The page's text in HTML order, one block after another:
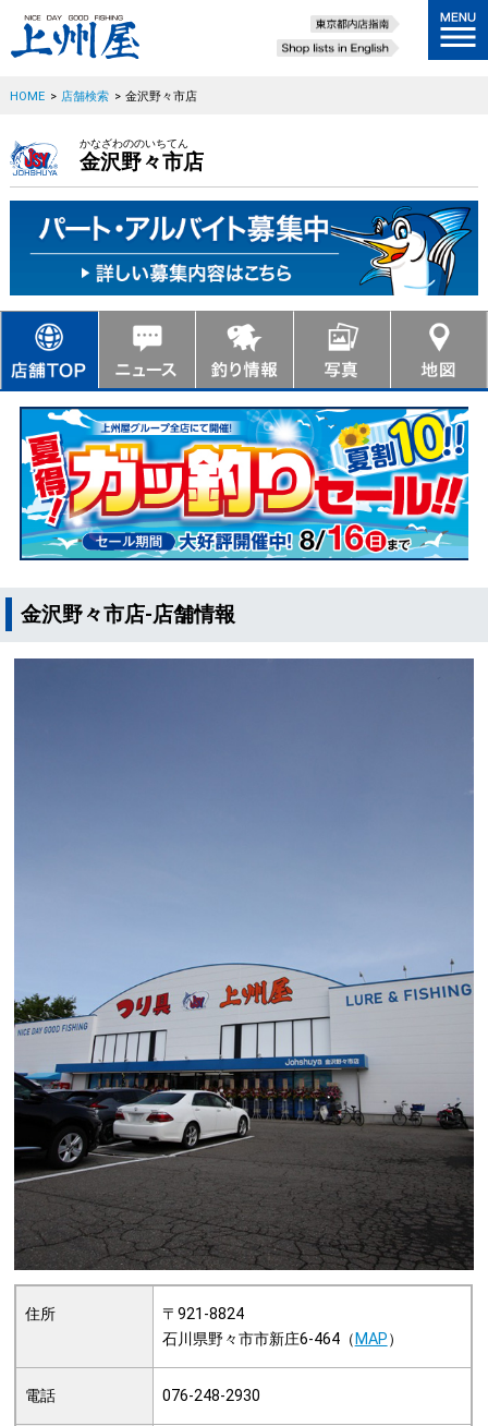
HOME > 店舗検索 > 金沢野々市店
かなざわののいちてん
金沢野々市店
金沢野々市店-店舗情報
住所
〒921-8824
石川県野々市市新庄6-464（ MAP）
電話 076-248-2930